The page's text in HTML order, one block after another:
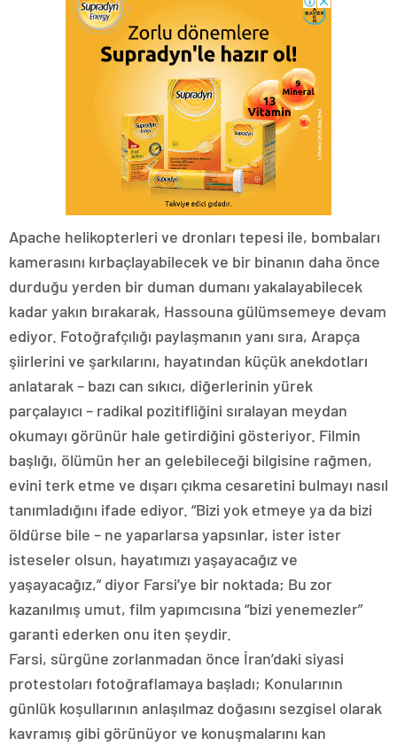
Apache helikopterleri ve dronları tepesi ile, bombaları
kamerasını kırbaçlayabilecek ve bir binanın daha önce
durduğu yerden bir duman dumanı yakalayabilecek
kadar yakın bırakarak, Hassouna gülümsemeye devam
ediyor. Fotoğrafçılığı paylaşmanın yanı sıra, Arapça
şiirlerini ve şarkılarını, hayatından küçük anekdotları
anlatarak – bazı can sıkıcı, diğerlerinin yürek
parçalayıcı – radikal pozitifliğini sıralayan meydan
okumayı görünür hale getirdiğini gösteriyor. Filmin
başlığı, ölümün her an gelebileceği bilgisine rağmen,
evini terk etme ve dışarı çıkma cesaretini bulmayı nasıl
tanımladığını ifade ediyor. “Bizi yok etmeye ya da bizi
öldürse bile – ne yaparlarsa yapsınlar, ister ister
isteseler olsun, hayatımızı yaşayacağız ve
yaşayacağız,” diyor Farsi’ye bir noktada; Bu zor
kazanılmış umut, film yapımcısına “bizi yenemezler”
garanti ederken onu iten şeydir.
Farsi, sürgüne zorlanmadan önce İran’daki siyasi
protestoları fotoğraflamaya başladı; Konularının
günlük koşullarının anlaşılmaz doğasını sezgisel olarak
kavramış gibi görünüyor ve konuşmalarını kan